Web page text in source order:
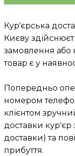
Кур'єрська
Києву
замовлення
товар є у
Попередньо
номером
клієнтом
доставки кур'єр
доставки) та
прибуття.